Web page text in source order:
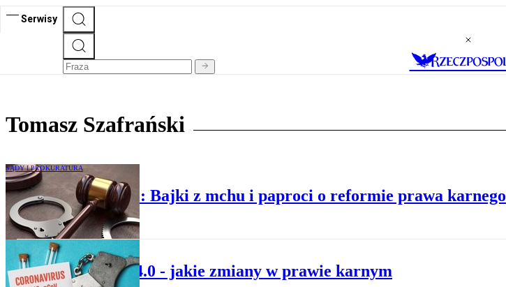
Serwisy
Tomasz Szafrański
SĄDY I PROKURATURA
Tomasz Szafrański: Bajki z mchu i paproci o reformie prawa karnego
Tarcza 4.0 - jakie zmiany w prawie karnym